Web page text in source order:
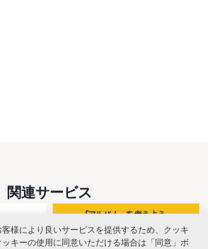
関連サービス
様により良いサービスを提供するため、クッキ
キーの使用に同意いただける場合は「同意」ボ